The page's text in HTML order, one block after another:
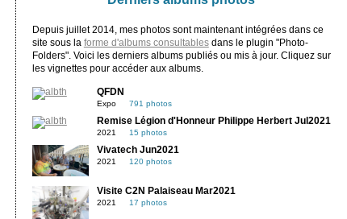
Depuis juillet 2014, mes photos sont maintenant intégrées dans ce
site sous la forme d'albums consultablesdans le plugin "Photo-
Folders". Voici les derniers albums publiés ou mis à jour. Cliquez sur
les vignettes pour accéder aux albums.
QFDN
Expo 791 photos
Remise Légion d'Honneur Philippe Herbert Jul2021
2021 15 photos
Vivatech Jun2021
2021 120 photos
Visite C2N Palaiseau Mar2021
2021 17 photos